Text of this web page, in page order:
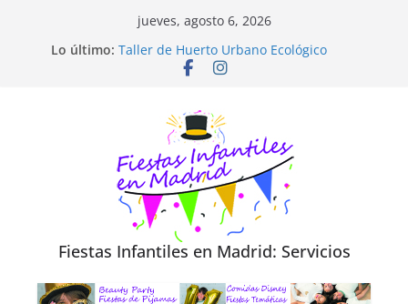
jueves, agosto 6, 2026
Lo último: Taller de Huerto Urbano Ecológico
TALLER FOTOGRAFÍA LA NATURALEZA
Trivial Virtual para niños
Fiestas Infantiles en Madrid: Servicios